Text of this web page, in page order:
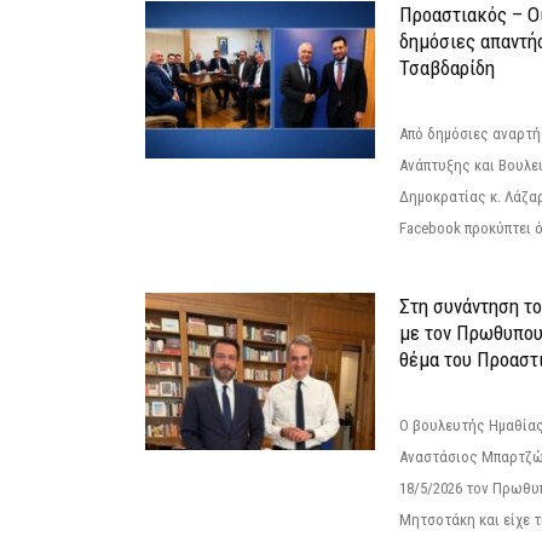
Προαστιακός –
δημόσιες
Τσαβδαρίδη
Από δημόσιες
Ανάπτυξης και
Δημοκρατίας κ.
Facebook προκύπτει
Στη συνάντηση
με τον
θέμα του
Ο βουλευτής
Αναστάσιος
18/5/2026 τον
Μητσοτάκη και είχε